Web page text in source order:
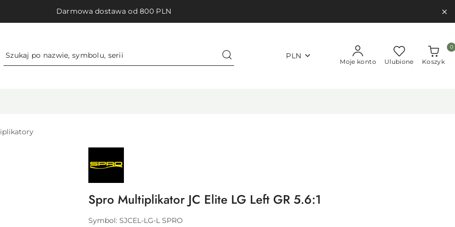
Darmowa dostawa od 800 PLN
PLN
Moje konto Ulubione Koszyk
0
NAZWA
SPRO
Spro Multiplikator JC Elite LG Left GR 5.6:1
Symbol: SJCEL-LG-L SPRO